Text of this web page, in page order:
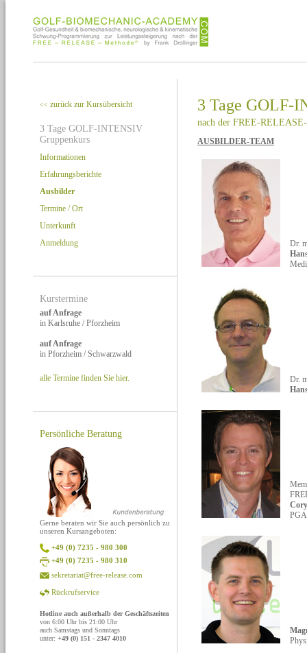
<< zurück zur Kursübersicht
3 Tage GOLF-INTENSIV
Gruppenkurs
Informationen
Erfahrungsberichte
Ausbilder
Termine / Ort
Unterkunft
Anmeldung
Kurstermine
auf Anfrage
in Karlsruhe / Pforzheim
auf Anfrage
in Pforzheim / Schwarzwald
alle Termine finden Sie hier.
Persönliche Beratung
Gerne beraten wir Sie auch persönlich zu
unseren Kursangeboten:
+49 (0) 7235 - 980 300
+49 (0) 7235 - 980 310
sekretariat@free-release.com
Rückrufservice
Hotline auch außerhalb der Geschäftszeiten
von 6:00 Uhr bis 21:00 Uhr
auch Samstags und Sonntags
unter: +49 (0) 151 - 2347 4010
3 Tage GOLF-
nach der FREE-
AUSBILDER-TEAM
Dr.
Dr.